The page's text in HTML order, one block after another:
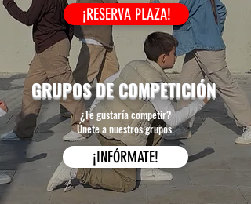
¡RESERVA PLAZA!
GRUPOS DE COMPETICIÓN
¿Te gustaría competir?
Únete a nuestros grupos.
¡INFÓRMATE!